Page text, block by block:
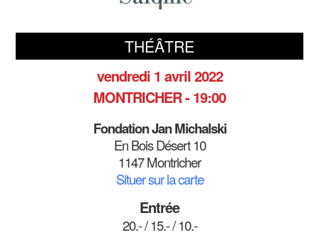
THÉÂTRE
vendredi 1 avril 2022
MONTRICHER - 19:00
Fondation Jan Michalski
En Bois Désert 10
1147 Montricher
Situer sur la carte
Entrée
20.- / 15.- / 10.-